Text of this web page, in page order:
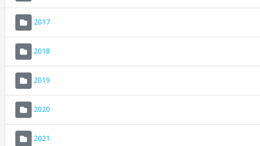
2017
2018
2019
2020
2021